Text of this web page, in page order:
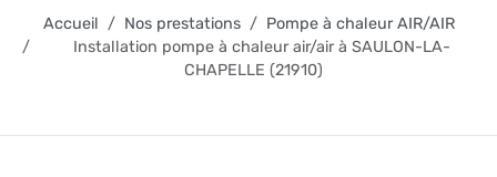
Accueil Nos prestations
Pompe à chaleur AIR/AIR
Installation pompe à chaleur air/air à SAULON-LA-
CHAPELLE (21910)